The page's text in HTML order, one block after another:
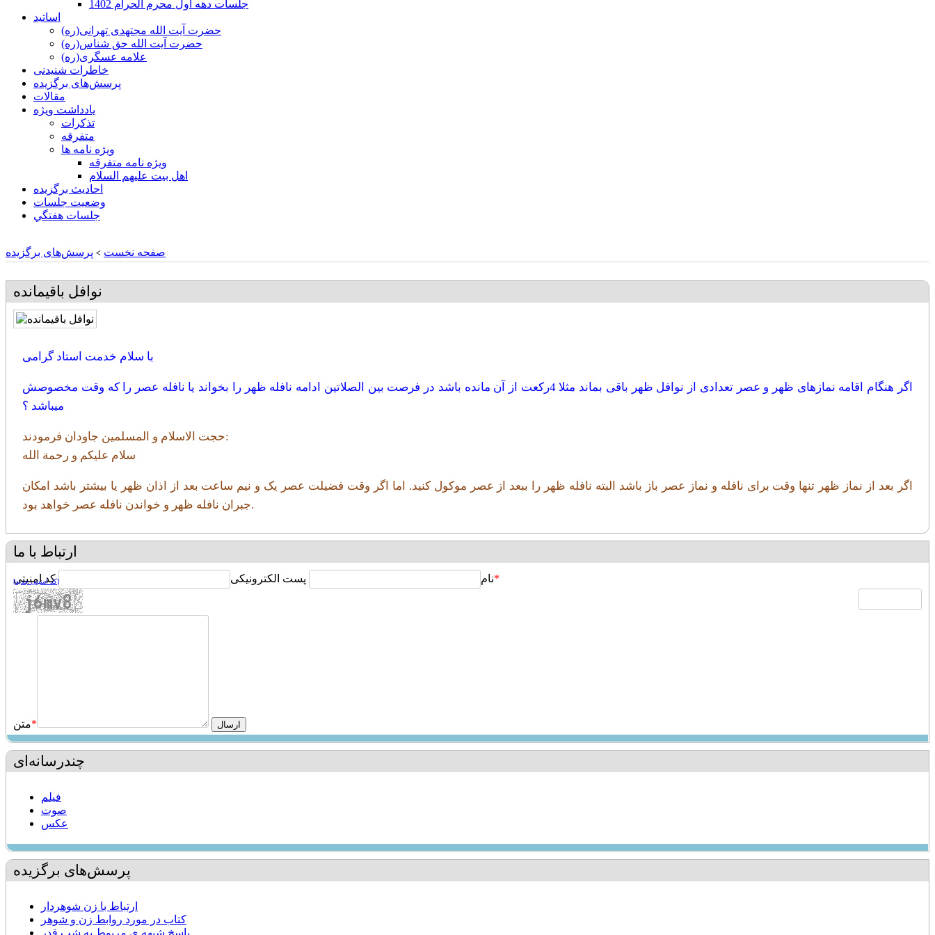
جلسات دهه اول محرم الحرام 1402
اساتید
حضرت آیت الله مجتهدی تهرانی(ره)
حضرت آیت الله حق شناس(ره)
علامه عسگری(ره)
خاطرات شنیدنی
پرسش‌های برگزیده
مقالات
یادداشت ویژه
تذكرات
متفرقه
ويژه نامه ها
ويژه نامه متفرقه
اهل بيت عليهم السلام
احادیث برگزیده
وضعیت جلسات
جلسات هفتگي
صفحه نخست > پرسش‌های برگزیده
نوافل باقيمانده
با سلام خدمت استاد گرامی
اگر هنگام اقامه نمازهای ظهر و عصر تعدادی از نوافل ظهر باقی بماند مثلا 4رکعت از آن مانده باشد در فرصت بین الصلاتین ادامه نافله ظهر را بخواند یا نافله عصر را که وقت مخصوصش
میباشد ؟
حجت الاسلام و المسلمین جاودان فرمودند:
سلام علیکم و رحمة الله
اگر بعد از نماز ظهر تنها وقت برای نافله و نماز عصر باز باشد البته نافله ظهر را ببعد از عصر موکول کنید. اما اگر وقت فضیلت عصر یک و نیم ساعت بعد از اذان ظهر یا بیشتر باشد امکان
جبران نافله ظهر و خواندن نافله عصر خواهد بود.
ارتباط با ما
نام پست الکترونیکی کد امنیتی * [کد امنیتی جدید]
متن*
چندرسانه‌ای
فیلم
صوت
عکس
پرسش‌های برگزیده
ارتباط با زن شوهردار
كتاب در مورد روابط زن و شوهر
پاسخ شبهه ي مربوط به شب قدر